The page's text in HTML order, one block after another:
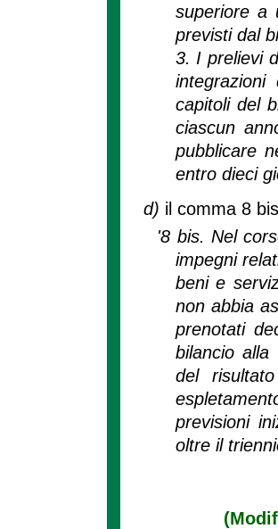
superiore a
previsti dal
3. I prelievi
capitoli del
ciascun
pubblicare
entro dieci
d) il comma 8
'8 bis. Nel
impegni
beni e
non abbia
prenotati
bilancio alla
del
previsioni
oltre il